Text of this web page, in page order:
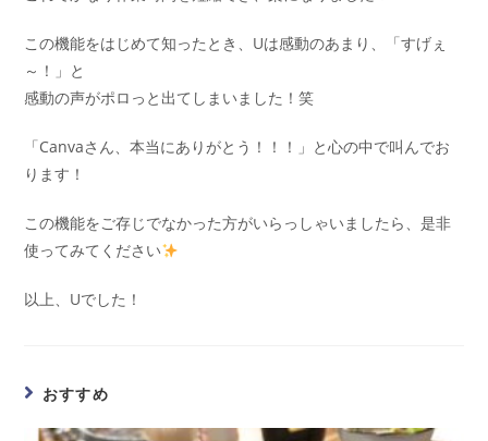
この機能をはじめて知ったとき、Uは感動のあまり、「すげぇ
～！」と
感動の声がポロっと出てしまいました！笑
「Canvaさん、本当にありがとう！！！」と心の中で叫んでお
ります！
この機能をご存じでなかった方がいらっしゃいましたら、是非
使ってみてください
以上、Uでした！
おすすめ